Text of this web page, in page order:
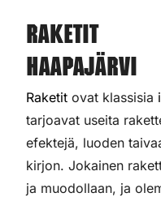
Raketit
Haapajärvi
Raketit ovat klassisia
tarjoavat useita
efektejä, luoden
kirjon. Jokainen
ja muodollaan, ja